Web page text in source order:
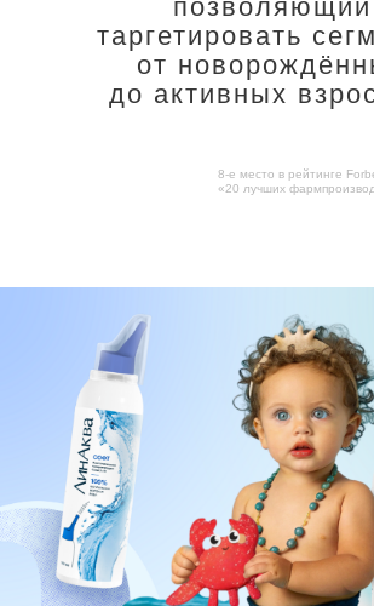
8-е место в рейтинге
«20 лучших
позволяющий
таргетировать
от
до активных